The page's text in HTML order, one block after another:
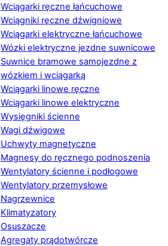
Wciągarki ręczne łańcuchowe
Wciągniki ręczne dźwigniowe
Wciągarki elektryczne łańcuchowe
Wózki elektryczne jezdne suwnicowe
Suwnice bramowe samojezdne z
wózkiem i wciągarką
Wciągarki linowe ręczne
Wciągarki linowe elektryczne
Wysięgniki ścienne
Wagi dźwigowe
Uchwyty magnetyczne
Magnesy do ręcznego podnoszenia
Wentylatory ścienne i podłogowe
Wentylatory przemysłowe
Nagrzewnice
Klimatyzatory
Osuszacze
Agregaty prądotwórcze